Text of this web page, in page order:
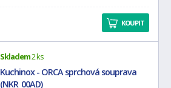
KOUPIT
Skladem2 ks
Kuchinox - ORCA sprchová souprava
(NKR_00AD)